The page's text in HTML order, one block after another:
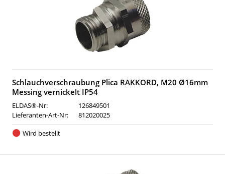
Schlauchverschraubung Plica RAKKORD, M20 Ø16mm
Messing vernickelt IP54
ELDAS®-Nr:
126849501
Lieferanten-Art-Nr:
812020025
Wird bestellt